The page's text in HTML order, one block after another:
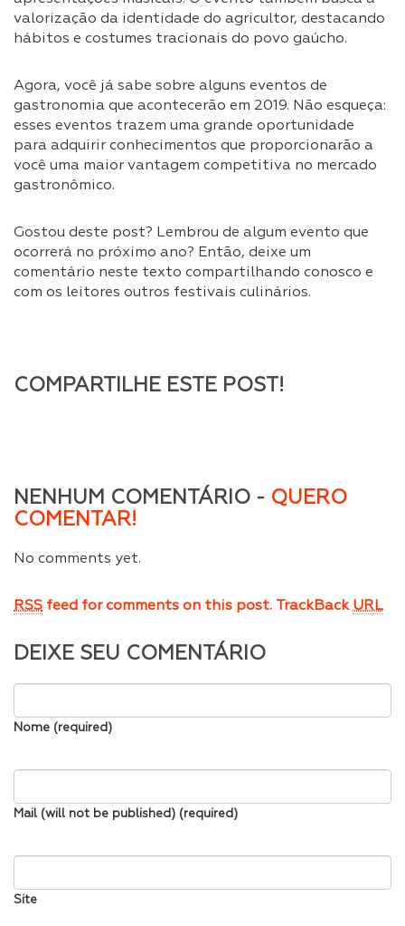
valorização da identidade do agricultor, destacando
hábitos e costumes tracionais do povo gaúcho.
Agora, você já sabe sobre alguns eventos de
gastronomia que acontecerão em 2019. Não esqueça:
esses eventos trazem uma grande oportunidade
para adquirir conhecimentos que proporcionarão a
você uma maior vantagem competitiva no mercado
gastronômico.
Gostou deste post? Lembrou de algum evento que
ocorrerá no próximo ano? Então, deixe um
comentário neste texto compartilhando conosco e
com os leitores outros festivais culinários.
COMPARTILHE ESTE POST!
NENHUM COMENTÁRIO - QUERO
COMENTAR!
No comments yet.
RSS feed for comments on this post. TrackBack URL
DEIXE SEU COMENTÁRIO
Nome (required)
Mail (will not be published) (required)
Site